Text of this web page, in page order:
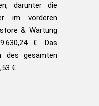
darunter die
im vorderen
& Wartung
€. Das
des gesamten
€.